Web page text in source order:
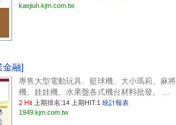
kaejiuh.kjm.com.tw
金融]
專售大型電動玩具、籃球機、大小瑪莉、麻將
機、娃娃機、水果盤各式機台材料批發。 ...
2 Hit 上期排名:14 上期HIT:1 統計報表
1949.kjm.com.tw